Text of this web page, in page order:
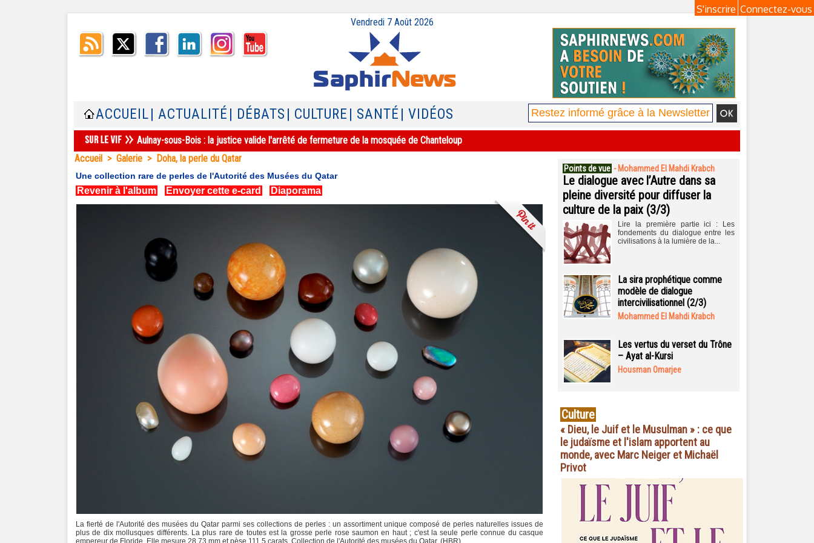
Connectez-vous
S'inscrire
Vendredi 7 Août 2026
ACCUEIL | ACTUALITÉ | DÉBATS | CULTURE | SANTÉ | VIDÉOS
Aulnay-sous-Bois : la justice valide l'arrêté de fermeture de la mosquée de Chanteloup
Accueil > Galerie > Doha, la perle du Qatar
Une collection rare de perles de l'Autorité des Musées du Qatar
Revenir à l'album Envoyer cette e-card Diaporama
La fierté de l'Autorité des musées du Qatar parmi ses collections de perles : un assortiment unique composé de perles naturelles issues de
plus de dix mollusques différents. La plus rare de toutes est la grosse perle rose saumon en haut ; c'est la seule perle connue du casque
empereur de Floride. Elle mesure 28,73 mm et pèse 111,5 carats. Collection de l'Autorité des musées du Qatar. (HBR)
Points de vue - Mohammed El Mahdi Krabch
Le dialogue avec l’Autre dans sa
pleine diversité pour diffuser la
culture de la paix (3/3)
Lire la première partie ici : Les
fondements du dialogue entre les
civilisations à la lumière de la...
La sira prophétique comme
modèle de dialogue
intercivilisationnel (2/3)
Mohammed El Mahdi Krabch
Les vertus du verset du Trône
– Ayat al-Kursi
Housman Omarjee
Culture
« Dieu, le Juif et le Musulman » : ce que
le judaïsme et l'islam apportent au
monde, avec Marc Neiger et Michaël
Privot